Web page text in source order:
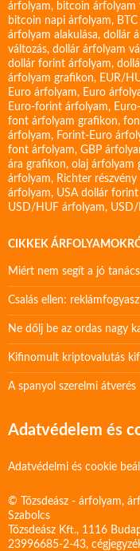
árfolyam, bitcoin árfolyam
bitcoin napi árfolyam,
árfolyam alakulása, dollár
változás, dollár árfolyam
dollár forint árfolyam,
árfolyam grafikon, EUR/
Euro árfolyam, Euro
Euro-forint árfolyam,
font árfolyam grafikon,
árfolyam, Forint-Euro
font árfolyam, GBP
ára grafikon, olaj árfolyam
árfolyam, Richter
árfolyam, USA dollár
USD/HUF árfolyam,
CIKKEK
Miért nem segít a jó
Csalás ellen:
Ne dőlj be az ordas nagy
Kifinomult kriptovalutás
A spanyol szerelmi átverés
Adatvédelem és
Adatvédelmi és cookie
© Tőzsdeász - árfolyam,
Szabolcs
Tőzsdeász Kft., 1116
23996685-2-43,